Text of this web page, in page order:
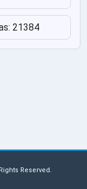
21384
Reserved.